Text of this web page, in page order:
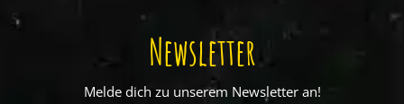
Newsletter
Melde dich zu unserem Newsletter an!